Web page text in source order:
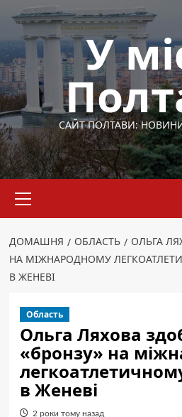
Перейти
вмісту
У
САЙТ ПОЛТАВИ:
меню
ДОМАШНЯ ОБЛАСТЬ
ОЛЬГА
НА МІЖНАРОДНОМУ
В ЖЕНЕВІ
Область
Ольга Ляхова
«бронзу» на
в Женеві
2 роки тому назад